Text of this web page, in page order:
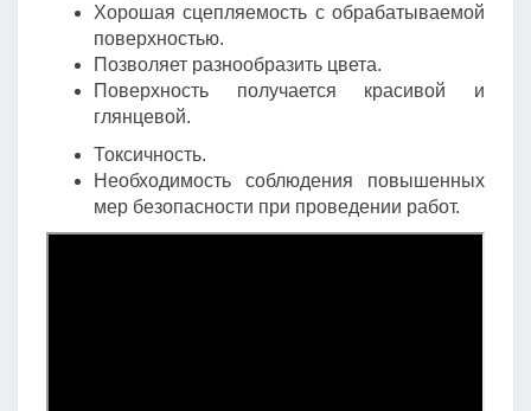
Хорошая сцепляемость с обрабатываемой
поверхностью.
Позволяет разнообразить цвета.
Поверхность получается красивой и
глянцевой.
Токсичность.
Необходимость соблюдения повышенных
мер безопасности при проведении работ.